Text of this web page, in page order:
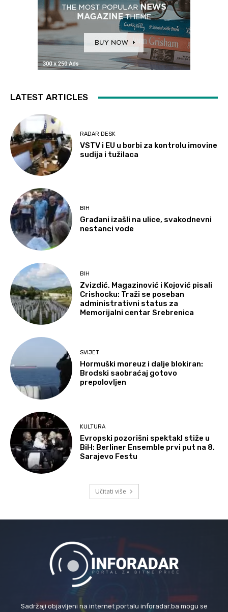
LATEST ARTICLES
RADAR DESK
VSTV i EU u borbi za kontrolu imovine
sudija i tužilaca
BIH
Građani izašli na ulice, svakodnevni
nestanci vode
BIH
Zvizdić, Magazinović i Kojović pisali
Crishocku: Traži se poseban
administrativni status za
Memorijalni centar Srebrenica
SVIJET
Hormuški moreuz i dalje blokiran:
Brodski saobraćaj gotovo
prepolovljen
KULTURA
Evropski pozorišni spektakl stiže u
BiH: Berliner Ensemble prvi put na 8.
Sarajevo Festu
Učitati više
Sadržaji objavljeni na internet portalu inforadar.ba mogu se